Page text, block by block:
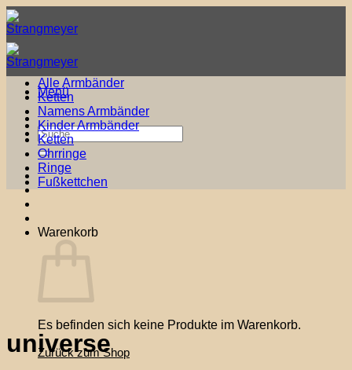
Zum
Inhalt
springen
Menü
Suche
nach:
Warenkorb
Es befinden sich keine Produkte im Warenkorb.
Zurück zum Shop
Alle Armbänder
Ketten
Namens Armbänder
Kinder Armbänder
Ketten
Ohrringe
Ringe
Fußkettchen
universe